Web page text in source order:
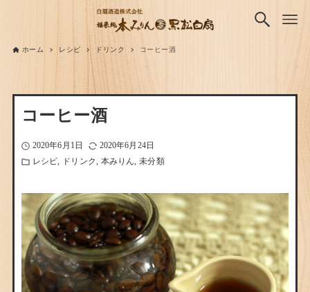
ホーム レシピ ドリンク コーヒー酒
コーヒー酒
2020年6月1日
2020年6月24日
レシピ
ドリンク 本みりん 未分類